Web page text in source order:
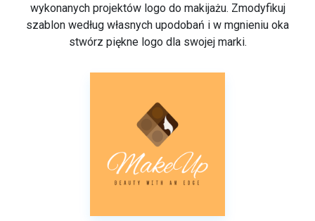
wykonanych projektów logo do makijażu. Zmodyfikuj
szablon według własnych upodobań i w mgnieniu oka
stwórz piękne logo dla swojej marki.